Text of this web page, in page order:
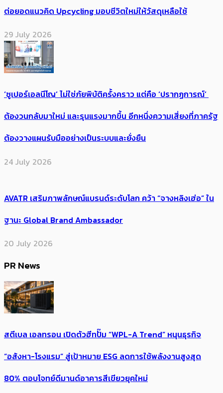
แฟชั่นไอเทมจาก ‘ถุงน้ำยาล้างไตใช้แล้ว’ แวนทีฟ X ม.เกษตรฯ
ต่อยอดแนวคิด Upcycling มอบชีวิตใหม่ให้วัสดุเหลือใช้
29 July 2026
‘ซูเปอร์เอลนีโญ’ ไม่ใช่ภัยพิบัติครั้งคราว แต่คือ ‘ปรากฏการณ์’ ​
ต้อง​วนกลับมาใหม่ และรุนแรงมากขึ้น อีกหนึ่งความเสี่ยงที่ภาครัฐ
ต้องวางแผนรับมืออย่างเป็นระบบและยั่งยืน
AVATR เสริมภาพลักษณ์แบรนด์ระดับโลก คว้า “จางหลิงเฮ่อ” ใน
ฐานะ Global Brand Ambassador
20 July 2026
PR News
สตีเบล เอลทรอน เปิดตัวฮีทปั๊ม “WPL-A Trend” หนุนธุรกิจ
“อสังหา-โรงแรม” สู่เป้าหมาย ESG ลดการใช้พลังงานสูงสุด